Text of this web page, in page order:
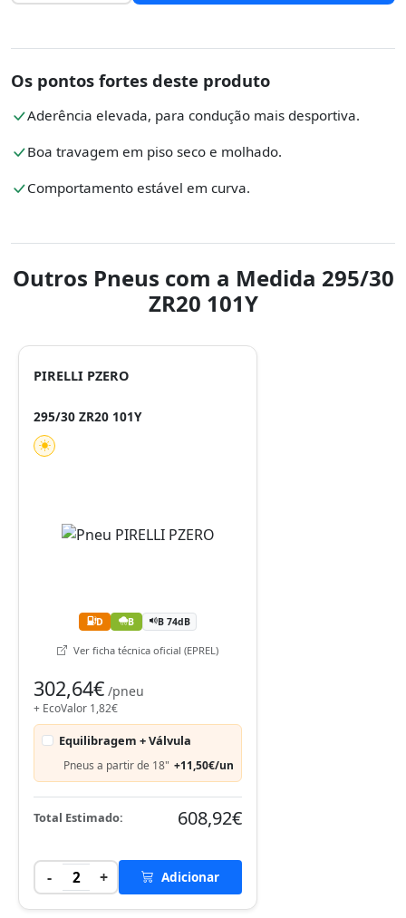
Os pontos fortes deste produto
Aderência elevada, para condução mais desportiva.
Boa travagem em piso seco e molhado.
Comportamento estável em curva.
Outros Pneus com a Medida 295/30
ZR20 101Y
PIRELLI PZERO
295/30 ZR20 101Y
D B B 74dB
Ver ficha técnica oficial (EPREL)
302,64€ /pneu
+ EcoValor 1,82€
Equilibragem + Válvula
Pneus a partir de 18" +11,50€/un
Total Estimado: 608,92€
- 2 + Adicionar